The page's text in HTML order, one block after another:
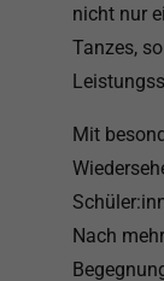
nicht nur
Tanzes,
Mit
Nach